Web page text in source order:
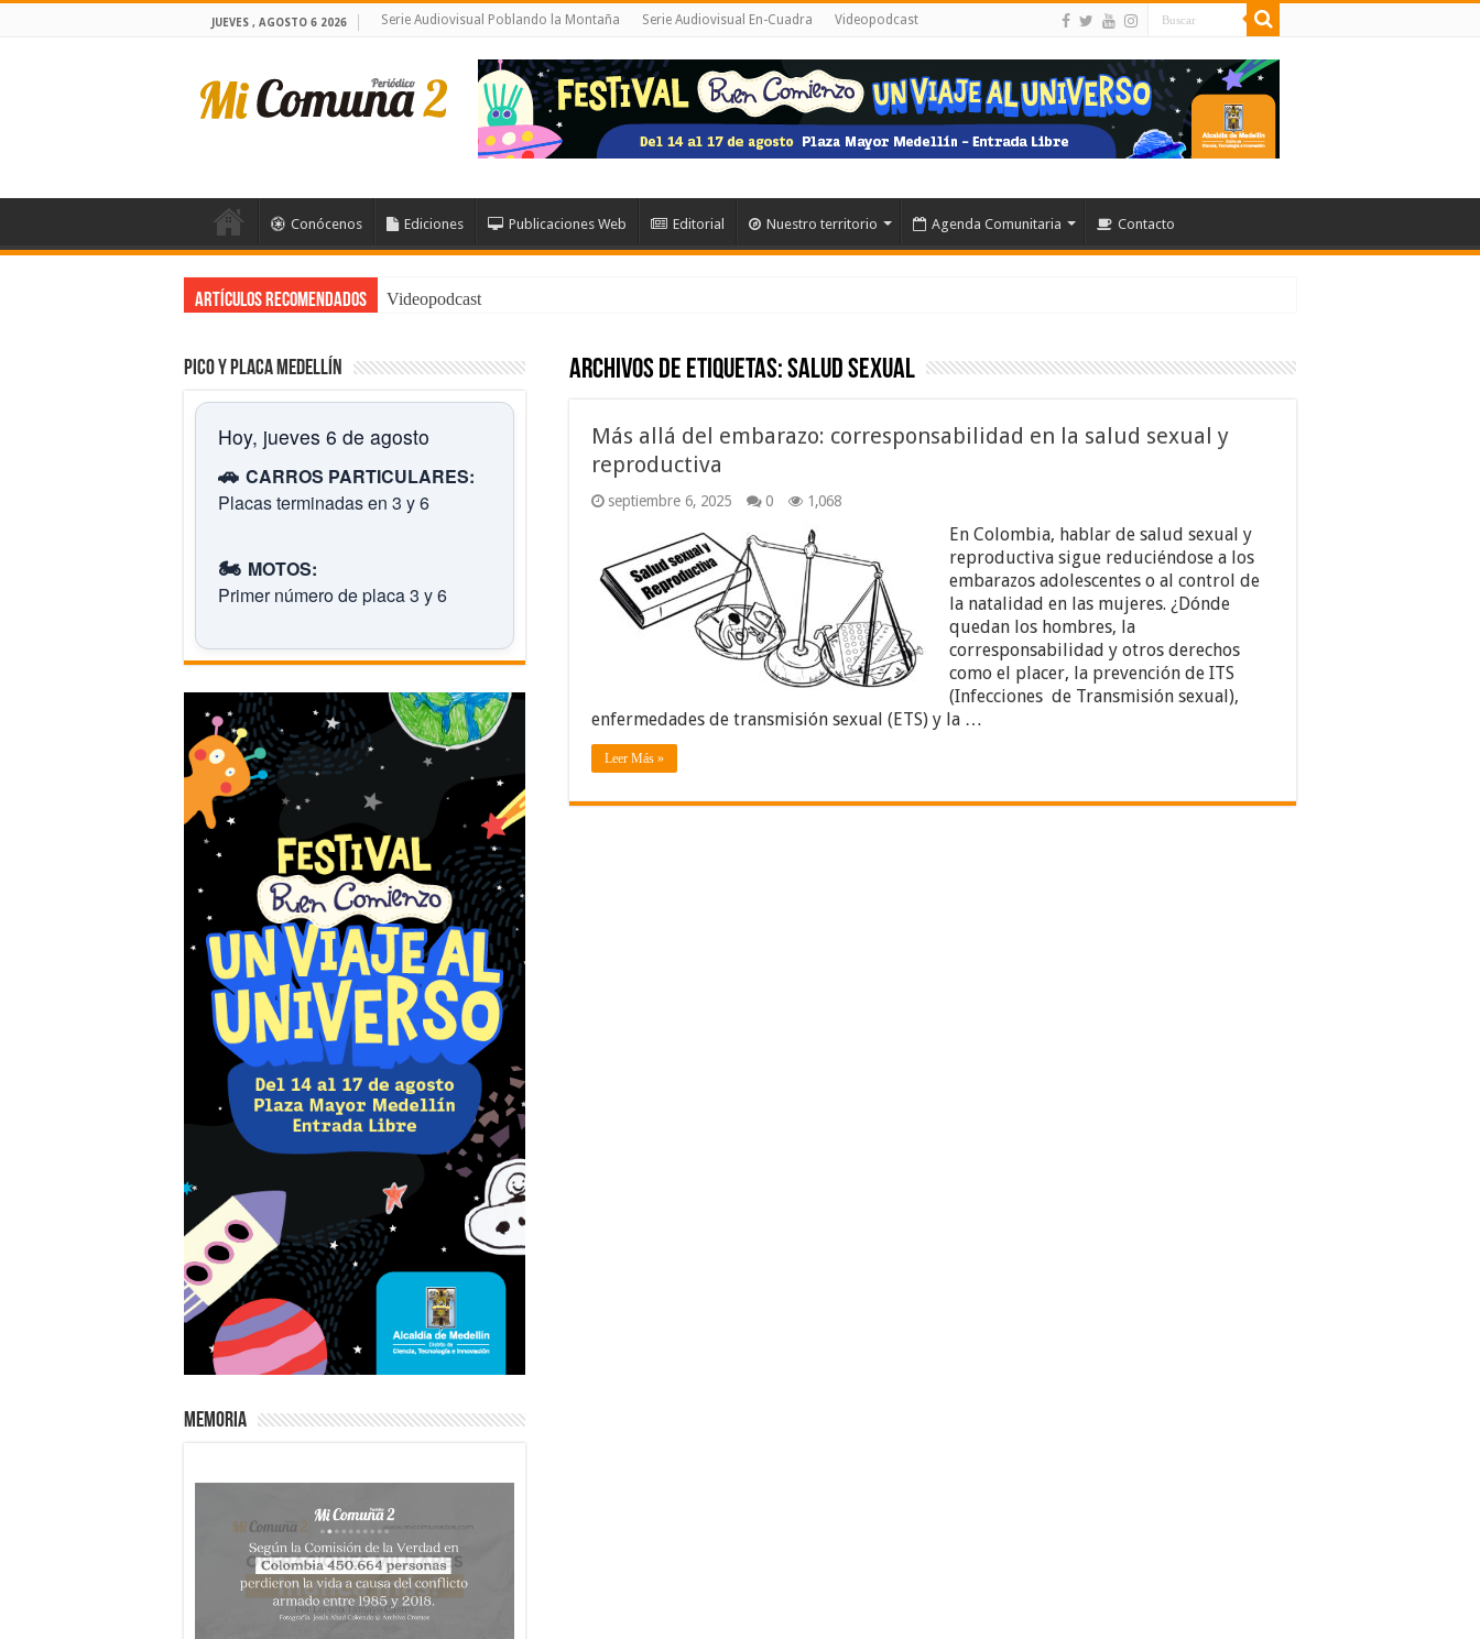
JUEVES , AGOSTO 6 2026 Serie Audiovisual Poblando la Montaña Serie Audiovisual En-Cuadra Videopodcast
Conócenos Ediciones Publicaciones Web Editorial Nuestro territorio Agenda Comunitaria Contacto
Artículos Recomendados Videopodcast
Archivos de etiquetas:Salud Sexual
Más allá del embarazo: corresponsabilidad en la salud sexual y
reproductiva
septiembre 6, 2025 0 1,068
En Colombia, hablar de salud sexual y
reproductiva sigue reduciéndose a los
embarazos adolescentes o al control de
la natalidad en las mujeres. ¿Dónde
quedan los hombres, la
corresponsabilidad y otros derechos
como el placer, la prevención de ITS
(Infecciones de Transmisión sexual),
enfermedades de transmisión sexual (ETS) y la …
Leer Más »
Pico y placa Medellín
Hoy, jueves 6 de agosto
🚗 CARROS PARTICULARES:
Placas terminadas en 3 y 6
🏍️ MOTOS:
Primer número de placa 3 y 6
Memoria